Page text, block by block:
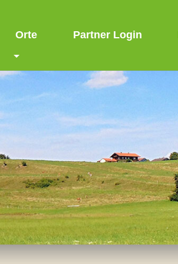
Orte Partner Login